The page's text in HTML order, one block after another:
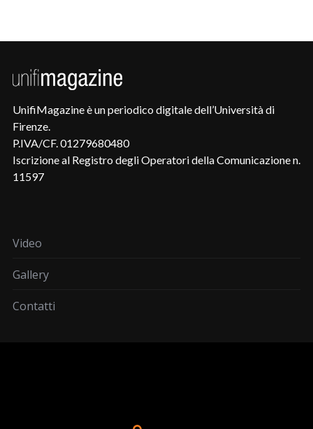
UnifiMagazine è un periodico digitale dell’Università di
Firenze.
P.IVA/CF. 01279680480
Iscrizione al Registro degli Operatori della Comunicazione n.
11597
Video
Gallery
Contatti